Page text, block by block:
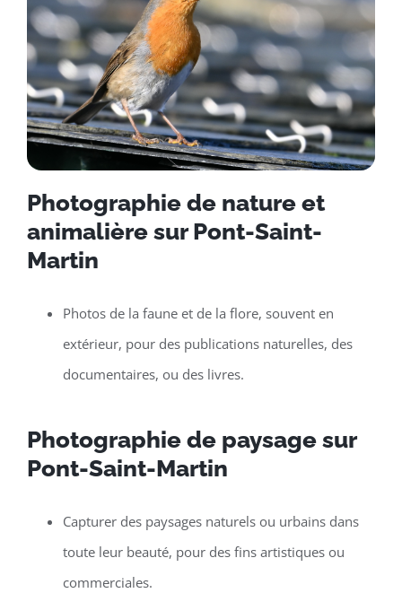
Photographie de nature et
animalière sur Pont-Saint-
Martin
Photos de la faune et de la flore, souvent en
extérieur, pour des publications naturelles, des
documentaires, ou des livres.
Photographie de paysage sur
Pont-Saint-Martin
Capturer des paysages naturels ou urbains dans
toute leur beauté, pour des fins artistiques ou
commerciales.